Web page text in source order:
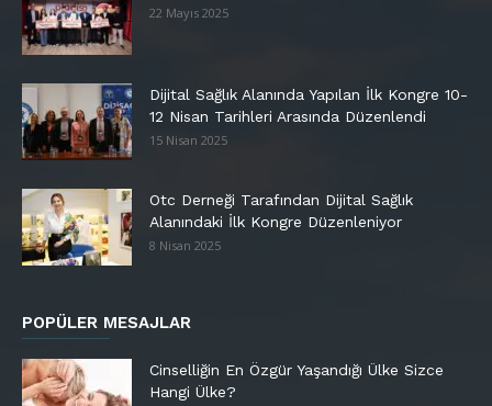
22 Mayıs 2025
Dijital Sağlık Alanında Yapılan İlk Kongre 10-
12 Nisan Tarihleri Arasında Düzenlendi
15 Nisan 2025
Otc Derneği Tarafından Dijital Sağlık
Alanındaki İlk Kongre Düzenleniyor
8 Nisan 2025
POPÜLER MESAJLAR
Cinselliğin En Özgür Yaşandığı Ülke Sizce
Hangi Ülke?